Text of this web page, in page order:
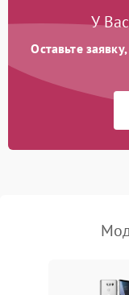
У
Оставьте